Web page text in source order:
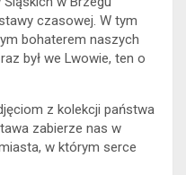
czasowej. W tym
bohaterem naszych
był we Lwowie, ten o
z kolekcji państwa
zabierze nas w
w którym serce